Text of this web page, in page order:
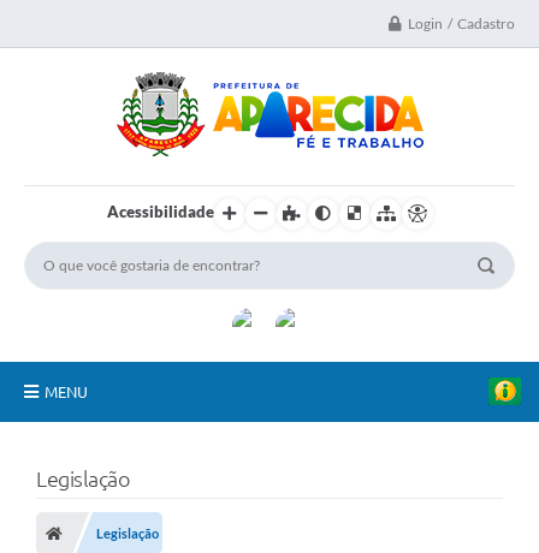
Login / Cadastro
Acessibilidade
MENU
Secretarias
Transparência
Legislação
Legislação